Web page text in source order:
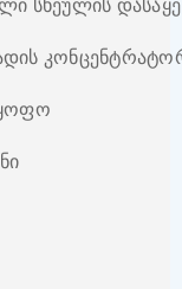
სხეულის